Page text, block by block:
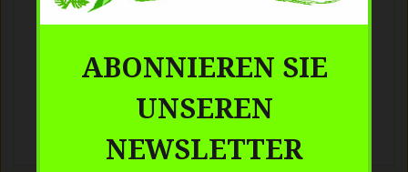
ABONNIEREN SIE
UNSEREN
NEWSLETTER